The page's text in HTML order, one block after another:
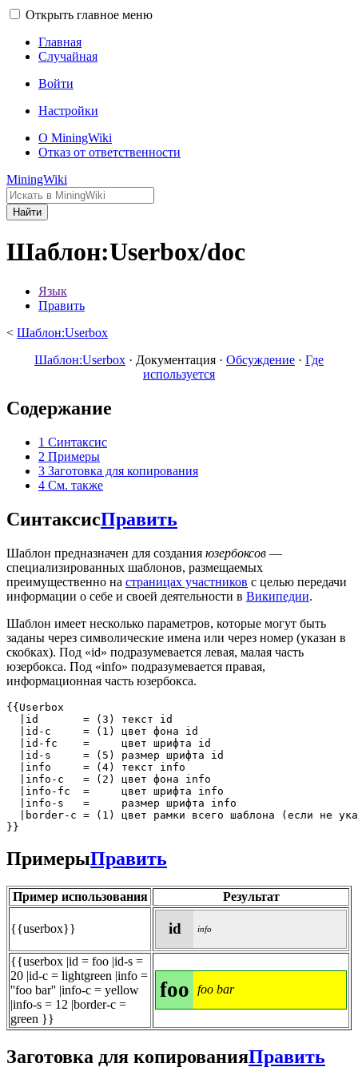
Открыть главное меню
Главная
Случайная
Войти
Настройки
О MiningWiki
Отказ от ответственности
MiningWiki
Найти
Шаблон:Userbox/doc
Язык
Править
< Шаблон:Userbox
Шаблон:Userbox · Документация · Обсуждение · Где
используется
Содержание
1 Синтаксис
2 Примеры
3 Заготовка для копирования
4 См. также
СинтаксисПравить
Шаблон предназначен для создания юзербоксов —
специализированных шаблонов, размещаемых
преимущественно на страницах участников с целью передачи
информации о себе и своей деятельности в Википедии.
Шаблон имеет несколько параметров, которые могут быть
заданы через символические имена или через номер (указан в
скобках). Под «id» подразумевается левая, малая часть
юзербокса. Под «info» подразумевается правая,
информационная часть юзербокса.
{{Userbox
  |id       = (3) текст id
  |id-c     = (1) цвет фона id
  |id-fc    =     цвет шрифта id
  |id-s     = (5) размер шрифта id
  |info     = (4) текст info
  |info-c   = (2) цвет фона info
  |info-fc  =     цвет шрифта info
  |info-s   =     размер шрифта info
|border-c = (1) цвет рамки всего шаблона (если не
}}
ПримерыПравить
Пример использования Результат
{{userbox}} id info
{{userbox |id = foo |id-s =
20 |id-c = lightgreen |info =
''foo bar'' |info-c = yellow
|info-s = 12 |border-c =
green }}
foo foo bar
Заготовка для копированияПравить